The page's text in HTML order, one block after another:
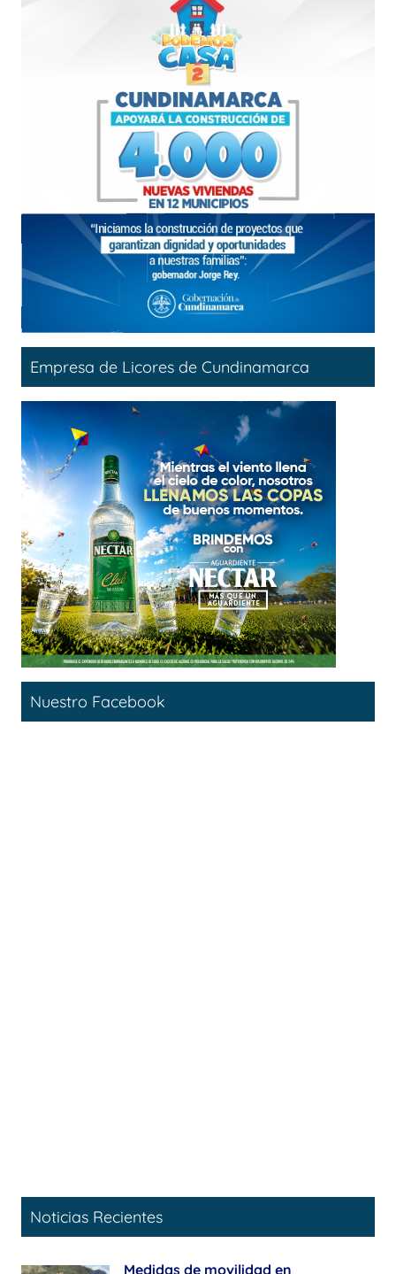
Empresa de Licores de Cundinamarca
Nuestro Facebook
Noticias Recientes
Medidas de movilidad en